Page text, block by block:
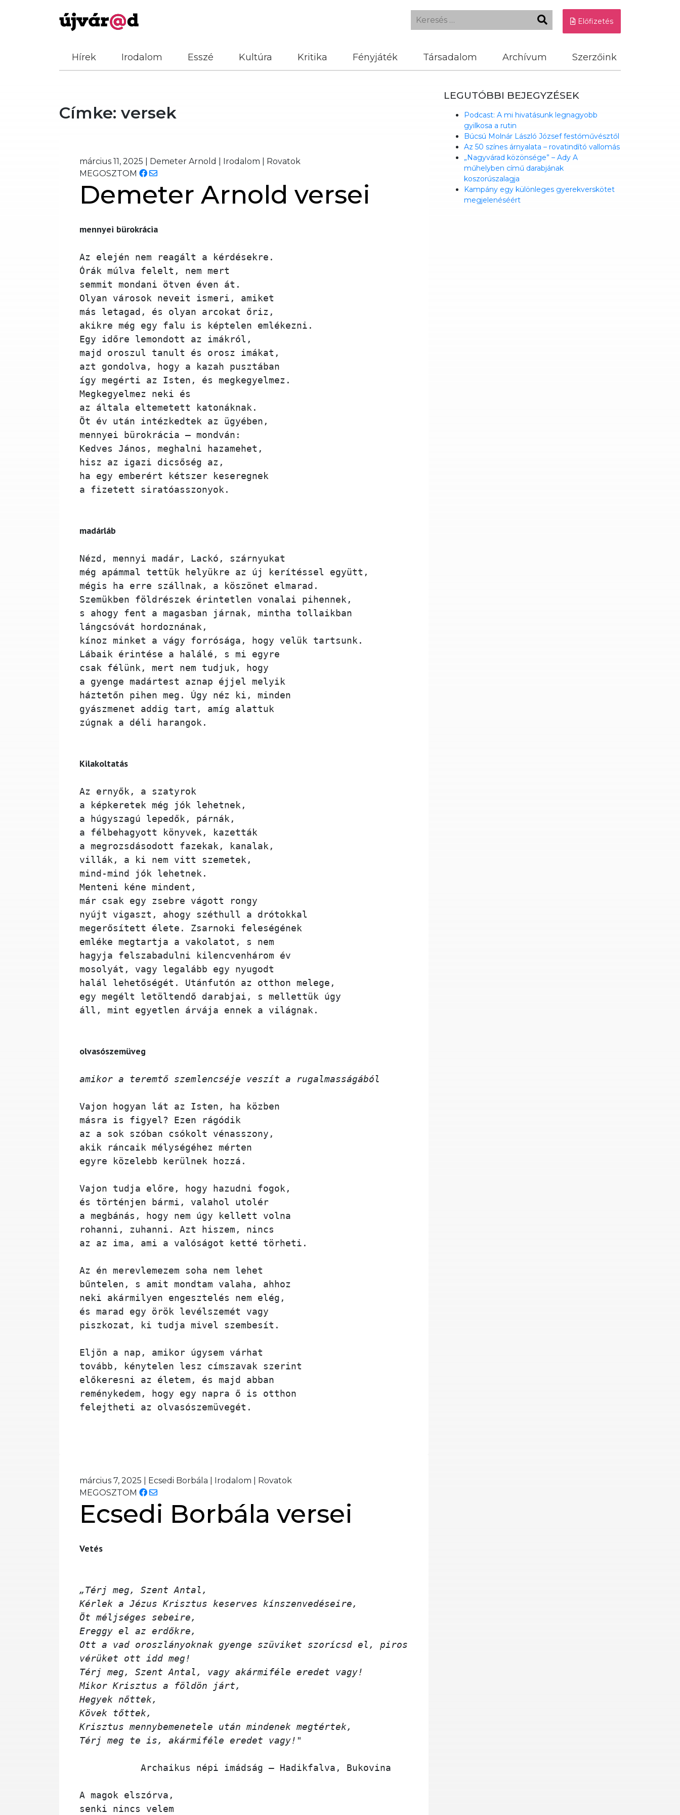
Előfizetés
Hírek Irodalom Esszé Kultúra Kritika Fényjáték Társadalom Archívum Szerzőink
Címke: versek
március 11, 2025 Demeter Arnold Irodalom
Rovatok
MEGOSZTOM
Demeter Arnold versei
mennyei bürokrácia
Az elején nem reagált a kérdésekre.
Órák múlva felelt, nem mert
semmit mondani ötven éven át.
Olyan városok neveit ismeri, amiket
más letagad, és olyan arcokat őriz,
akikre még egy falu is képtelen emlékezni.
Egy időre lemondott az imákról,
majd oroszul tanult és orosz imákat,
azt gondolva, hogy a kazah pusztában
így megérti az Isten, és megkegyelmez.
Megkegyelmez neki és
az általa eltemetett katonáknak.
Öt év után intézkedtek az ügyében,
mennyei bürokrácia – mondván:
Kedves János, meghalni hazamehet,
hisz az igazi dicsőség az,
ha egy emberért kétszer keseregnek
a fizetett siratóasszonyok.
madárláb
Nézd, mennyi madár, Lackó, szárnyukat
még apámmal tettük helyükre az új kerítéssel együtt,
mégis ha erre szállnak, a köszönet elmarad.
Szemükben földrészek érintetlen vonalai pihennek,
s ahogy fent a magasban járnak, mintha tollaikban
lángcsóvát hordoznának,
kínoz minket a vágy forrósága, hogy velük tartsunk.
Lábaik érintése a halálé, s mi egyre
csak félünk, mert nem tudjuk, hogy
a gyenge madártest aznap éjjel melyik
háztetőn pihen meg. Úgy néz ki, minden
gyászmenet addig tart, amíg alattuk
zúgnak a déli harangok.
Kilakoltatás
Az ernyők, a szatyrok
a képkeretek még jók lehetnek,
a húgyszagú lepedők, párnák,
a félbehagyott könyvek, kazetták
a megrozsdásodott fazekak, kanalak,
villák, a ki nem vitt szemetek,
mind-mind jók lehetnek.
Menteni kéne mindent,
már csak egy zsebre vágott rongy
nyújt vigaszt, ahogy széthull a drótokkal
megerősített élete. Zsarnoki feleségének
emléke megtartja a vakolatot, s nem
hagyja felszabadulni kilencvenhárom év
mosolyát, vagy legalább egy nyugodt
halál lehetőségét. Utánfutón az otthon melege,
egy megélt letöltendő darabjai, s mellettük úgy
áll, mint egyetlen árvája ennek a világnak.
olvasószemüveg
amikor a teremtő szemlencséje veszít a rugalmasságából
Vajon hogyan lát az Isten, ha közben
másra is figyel? Ezen rágódik
az a sok szóban csókolt vénasszony,
akik ráncaik mélységéhez mérten
egyre közelebb kerülnek hozzá.
Vajon tudja előre, hogy hazudni fogok,
és történjen bármi, valahol utolér
a megbánás, hogy nem úgy kellett volna
rohanni, zuhanni. Azt hiszem, nincs
az az ima, ami a valóságot ketté törheti.
Az én merevlemezem soha nem lehet
bűntelen, s amit mondtam valaha, ahhoz
neki akármilyen engesztelés nem elég,
és marad egy örök levélszemét vagy
piszkozat, ki tudja mivel szembesít.
Eljön a nap, amikor úgysem várhat
tovább, kénytelen lesz címszavak szerint
előkeresni az életem, és majd abban
reménykedem, hogy egy napra ő is otthon
felejtheti az olvasószemüvegét.
március 7, 2025 Ecsedi Borbála Irodalom
Rovatok
MEGOSZTOM
Ecsedi Borbála versei
Vetés
„Térj meg, Szent Antal,
Kérlek a Jézus Krisztus keserves kínszenvedéseire,
Öt méljséges sebeire,
Ereggy el az erdőkre,
Ott a vad oroszlányoknak gyenge szüviket szorícsd el, piros
vérüket ott idd meg!
Térj meg, Szent Antal, vagy akármiféle eredet vagy!
Mikor Krisztus a földön járt,
Hegyek nőttek,
Kövek tőttek,
Krisztus mennybemenetele után mindenek megtértek,
Térj meg te is, akármiféle eredet vagy!"
           Archaikus népi imádság – Hadikfalva, Bukovina
A magok elszórva,
senki nincs velem
LEGUTÓBBI BEJEGYZÉSEK
Podcast: A mi hivatásunk legnagyobb
gyilkosa a rutin
Búcsú Molnár László József festőművésztől
Az 50 színes árnyalata – rovatindító vallomás
„Nagyvárad közönsége” – Ady A
műhelyben című darabjának
koszorúszalagja
Kampány egy különleges gyerekverskötet
megjelenéséért